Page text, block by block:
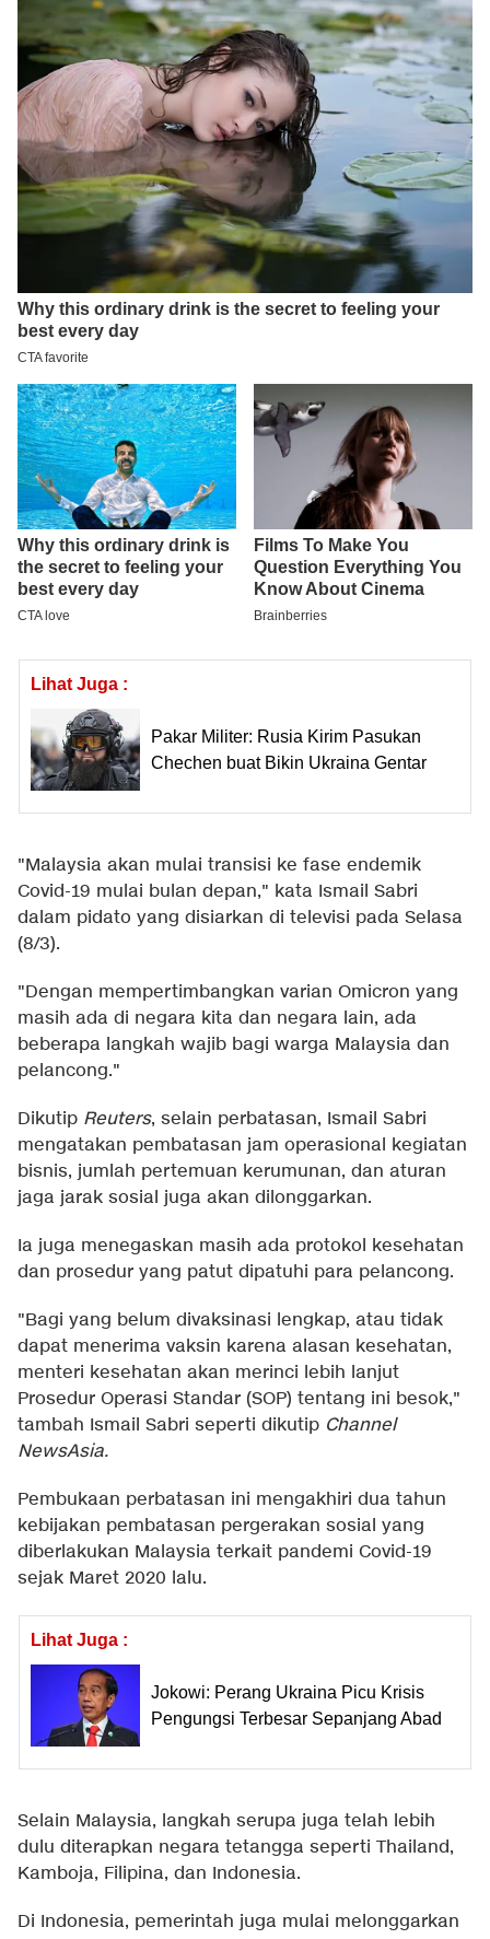
Lihat Juga :
Pakar Militer: Rusia Kirim Pasukan
Chechen buat Bikin Ukraina Gentar
"Malaysia akan mulai transisi ke fase endemik
Covid-19 mulai bulan depan," kata Ismail Sabri
dalam pidato yang disiarkan di televisi pada Selasa
(8/3).
"Dengan mempertimbangkan varian Omicron yang
masih ada di negara kita dan negara lain, ada
beberapa langkah wajib bagi warga Malaysia dan
pelancong."
Dikutip Reuters, selain perbatasan, Ismail Sabri
mengatakan pembatasan jam operasional kegiatan
bisnis, jumlah pertemuan kerumunan, dan aturan
jaga jarak sosial juga akan dilonggarkan.
Ia juga menegaskan masih ada protokol kesehatan
dan prosedur yang patut dipatuhi para pelancong.
"Bagi yang belum divaksinasi lengkap, atau tidak
dapat menerima vaksin karena alasan kesehatan,
menteri kesehatan akan merinci lebih lanjut
Prosedur Operasi Standar (SOP) tentang ini besok,"
tambah Ismail Sabri seperti dikutip Channel
NewsAsia.
Pembukaan perbatasan ini mengakhiri dua tahun
kebijakan pembatasan pergerakan sosial yang
diberlakukan Malaysia terkait pandemi Covid-19
sejak Maret 2020 lalu.
Lihat Juga :
Jokowi: Perang Ukraina Picu Krisis
Pengungsi Terbesar Sepanjang Abad
Selain Malaysia, langkah serupa juga telah lebih
dulu diterapkan negara tetangga seperti Thailand,
Kamboja, Filipina, dan Indonesia.
Di Indonesia, pemerintah juga mulai melonggarkan